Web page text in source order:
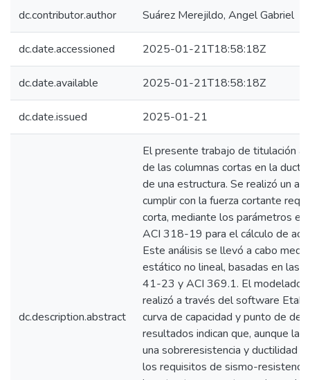
dc.contributor.author Suárez Merejildo, Angel Gabriel
dc.date.accessioned 2025-01-21T18:58:18Z
dc.date.available 2025-01-21T18:58:18Z
dc.date.issued 2025-01-21
dc.description.abstract
El presente trabajo de titulación
de las columnas cortas en la
de una estructura. Se realizó un
cumplir con la fuerza cortante
corta, mediante los parámetros
ACI 318-19 para el cálculo de
Este análisis se llevó a cabo
estático no lineal, basadas en las
41-23 y ACI 369.1. El modelado
realizó a través del software
curva de capacidad y punto de
resultados indican que, aunque la
una sobreresistencia y ductilidad
los requisitos de sismo-